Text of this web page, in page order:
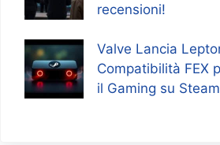
recensioni!
Valve Lancia
Compatibilità FEX
il Gaming su